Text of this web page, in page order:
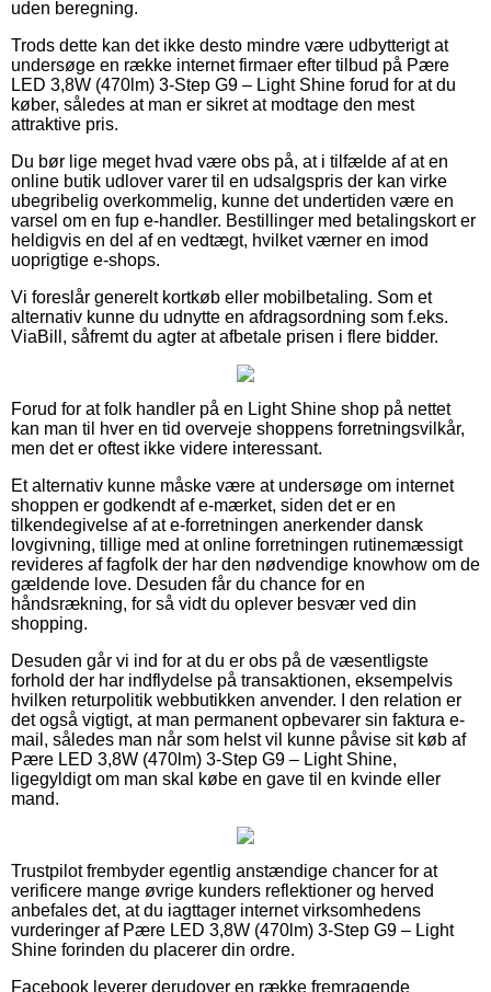
uden beregning.
Trods dette kan det ikke desto mindre være udbytterigt at
undersøge en række internet firmaer efter tilbud på Pære
LED 3,8W (470lm) 3-Step G9 – Light Shine forud for at du
køber, således at man er sikret at modtage den mest
attraktive pris.
Du bør lige meget hvad være obs på, at i tilfælde af at en
online butik udlover varer til en udsalgspris der kan virke
ubegribelig overkommelig, kunne det undertiden være en
varsel om en fup e-handler. Bestillinger med betalingskort er
heldigvis en del af en vedtægt, hvilket værner en imod
uoprigtige e-shops.
Vi foreslår generelt kortkøb eller mobilbetaling. Som et
alternativ kunne du udnytte en afdragsordning som f.eks.
ViaBill, såfremt du agter at afbetale prisen i flere bidder.
Forud for at folk handler på en Light Shine shop på nettet
kan man til hver en tid overveje shoppens forretningsvilkår,
men det er oftest ikke videre interessant.
Et alternativ kunne måske være at undersøge om internet
shoppen er godkendt af e-mærket, siden det er en
tilkendegivelse af at e-forretningen anerkender dansk
lovgivning, tillige med at online forretningen rutinemæssigt
revideres af fagfolk der har den nødvendige knowhow om de
gældende love. Desuden får du chance for en
håndsrækning, for så vidt du oplever besvær ved din
shopping.
Desuden går vi ind for at du er obs på de væsentligste
forhold der har indflydelse på transaktionen, eksempelvis
hvilken returpolitik webbutikken anvender. I den relation er
det også vigtigt, at man permanent opbevarer sin faktura e-
mail, således man når som helst vil kunne påvise sit køb af
Pære LED 3,8W (470lm) 3-Step G9 – Light Shine,
ligegyldigt om man skal købe en gave til en kvinde eller
mand.
Trustpilot frembyder egentlig anstændige chancer for at
verificere mange øvrige kunders reflektioner og herved
anbefales det, at du iagttager internet virksomhedens
vurderinger af Pære LED 3,8W (470lm) 3-Step G9 – Light
Shine forinden du placerer din ordre.
Facebook leverer derudover en række fremragende